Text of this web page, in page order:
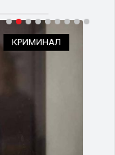
КРИМИНАЛ